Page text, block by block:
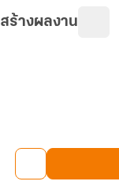
สร้างผลงาน